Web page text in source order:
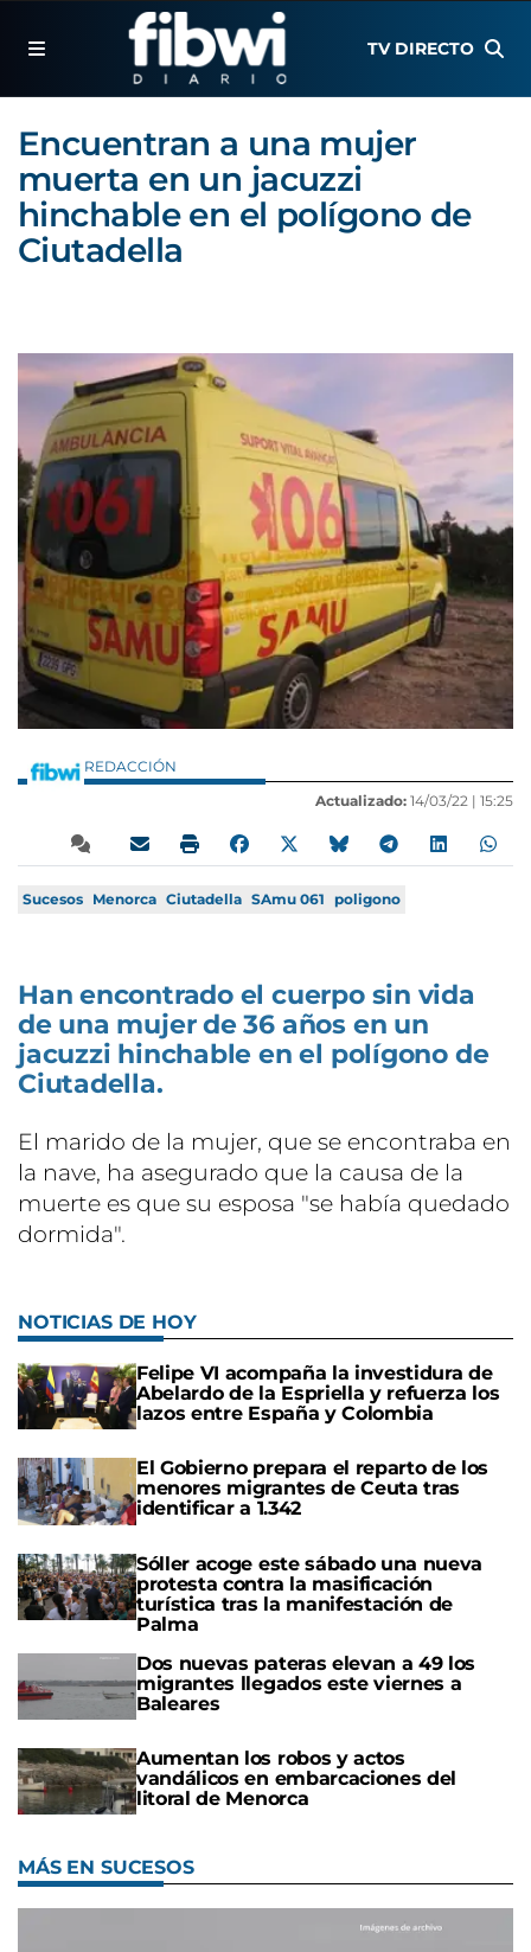
TV DIRECTO
Encuentran a una mujer
muerta en un jacuzzi
hinchable en el polígono de
Ciutadella
REDACCIÓN
Actualizado: 14/03/22 | 15:25
Sucesos Menorca Ciutadella SAmu 061 poligono
Han encontrado el cuerpo sin vida
de una mujer de 36 años en un
jacuzzi hinchable en el polígono de
Ciutadella.
El marido de la mujer, que se encontraba en
la nave, ha asegurado que la causa de la
muerte es que su esposa "se había quedado
dormida".
NOTICIAS DE HOY
Felipe VI acompaña la investidura de
Abelardo de la Espriella y refuerza los
lazos entre España y Colombia
El Gobierno prepara el reparto de los
menores migrantes de Ceuta tras
identificar a 1.342
Sóller acoge este sábado una nueva
protesta contra la masificación
turística tras la manifestación de
Palma
Dos nuevas pateras elevan a 49 los
migrantes llegados este viernes a
Baleares
Aumentan los robos y actos
vandálicos en embarcaciones del
litoral de Menorca
MÁS EN SUCESOS